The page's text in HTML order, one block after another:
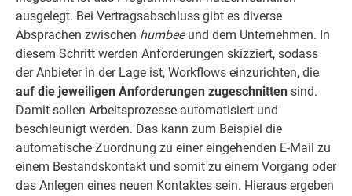
ausgelegt. Bei Vertragsabschluss gibt es diverse
Absprachen zwischen humbeeund dem Unternehmen. In
diesem Schritt werden Anforderungen skizziert, sodass
der Anbieter in der Lage ist, Workflows einzurichten, die
auf die jeweiligen Anforderungen zugeschnitten sind.
Damit sollen Arbeitsprozesse automatisiert und
beschleunigt werden. Das kann zum Beispiel die
automatische Zuordnung zu einer eingehenden E-Mail zu
einem Bestandskontakt und somit zu einem Vorgang oder
das Anlegen eines neuen Kontaktes sein. Hieraus ergeben